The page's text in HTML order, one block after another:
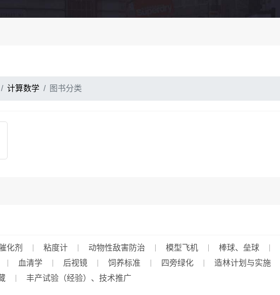
计算数学 图书分类
化剂 粘度计 动物性敌害防治 模型飞机 棒球、垒球
血清学 后视镜 饲养标准 四旁绿化 造林计划与实施
丰产试验（经验）、技术推广